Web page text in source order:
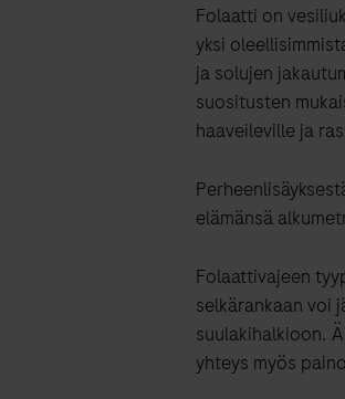
Folaatti on
yksi
ja solujen
suositusten
haaveileville ja
elämänsä
Folaattivajeen
selkärankaan voi
suulakihalkioon.
yhteys myös